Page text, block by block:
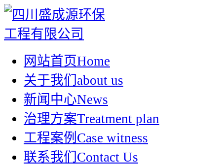
网站首页Home
关于我们 about us
新闻中心News
治理方案Treatment plan
工程案例 Case witness
联系我们 Contact Us